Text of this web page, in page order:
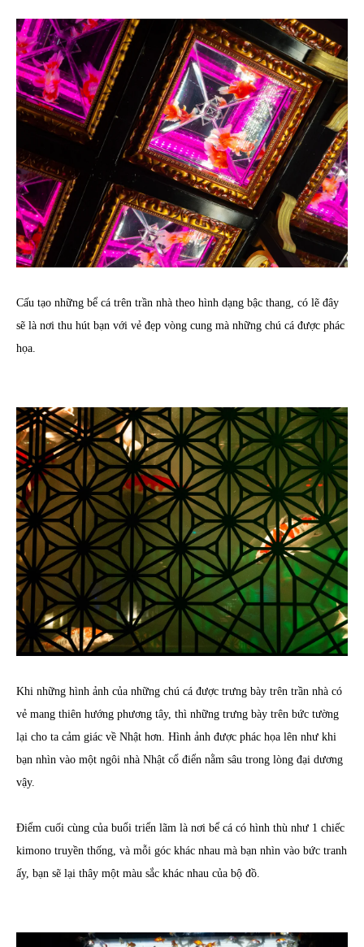
Cấu tạo những bể cá trên trần nhà theo hình dạng bậc thang, có lẽ đây
sẽ là nơi thu hút bạn với vẻ đẹp vòng cung mà những chú cá được phác
họa.
Khi những hình ảnh của những chú cá được trưng bày trên trần nhà có
vẻ mang thiên hướng phương tây, thì những trưng bày trên bức tường
lại cho ta cảm giác về Nhật hơn. Hình ảnh được phác họa lên như khi
bạn nhìn vào một ngôi nhà Nhật cổ điển nằm sâu trong lòng đại dương
vậy.
Điểm cuối cùng của buổi triển lãm là nơi bể cá có hình thù như 1 chiếc
kimono truyền thống, và mỗi góc khác nhau mà bạn nhìn vào bức tranh
ấy, bạn sẽ lại thây một màu sắc khác nhau của bộ đồ.